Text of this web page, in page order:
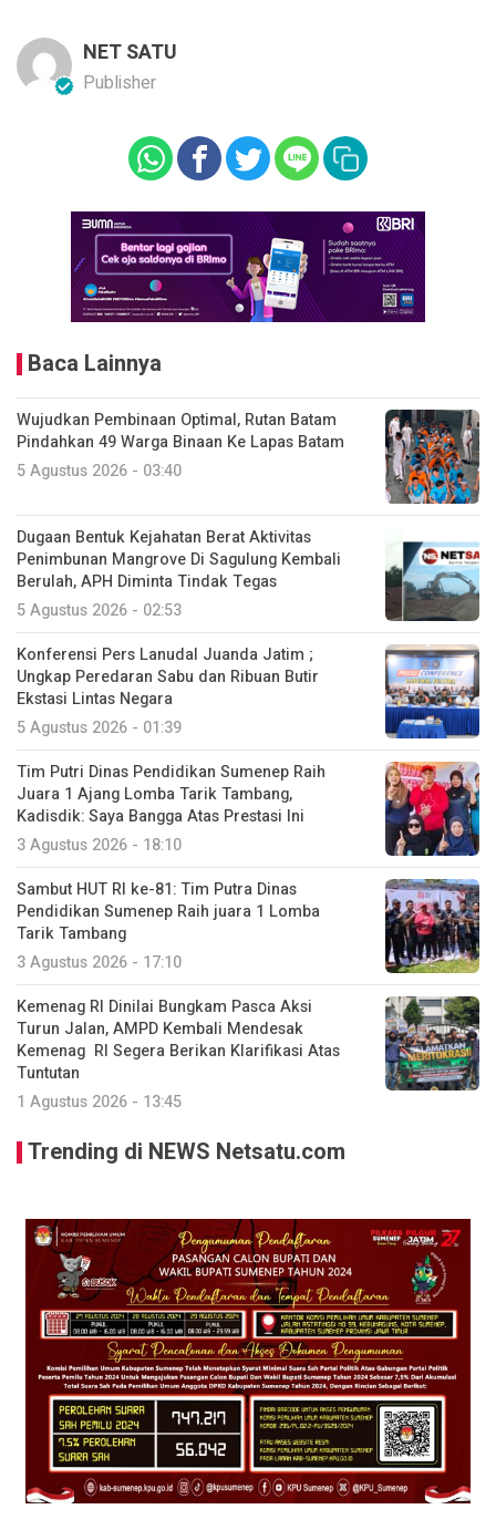
NET SATU
Publisher
Baca Lainnya
Wujudkan Pembinaan Optimal, Rutan Batam
Pindahkan 49 Warga Binaan Ke Lapas Batam
5 Agustus 2026 - 03:40
Dugaan Bentuk Kejahatan Berat Aktivitas
Penimbunan Mangrove Di Sagulung Kembali
Berulah, APH Diminta Tindak Tegas
5 Agustus 2026 - 02:53
Konferensi Pers Lanudal Juanda Jatim ;
Ungkap Peredaran Sabu dan Ribuan Butir
Ekstasi Lintas Negara
5 Agustus 2026 - 01:39
Tim Putri Dinas Pendidikan Sumenep Raih
Juara 1 Ajang Lomba Tarik Tambang,
Kadisdik: Saya Bangga Atas Prestasi Ini
3 Agustus 2026 - 18:10
Sambut HUT RI ke-81: Tim Putra Dinas
Pendidikan Sumenep Raih juara 1 Lomba
Tarik Tambang
3 Agustus 2026 - 17:10
Kemenag RI Dinilai Bungkam Pasca Aksi
Turun Jalan, AMPD Kembali Mendesak
Kemenag RI Segera Berikan Klarifikasi Atas
Tuntutan
1 Agustus 2026 - 13:45
Trending di NEWS Netsatu.com